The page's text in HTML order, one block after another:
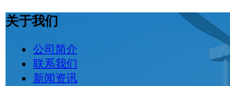
关于我们
公司简介
联系我们
新闻资讯